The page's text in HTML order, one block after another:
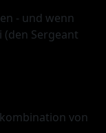
- und wenn
Sergeant
von